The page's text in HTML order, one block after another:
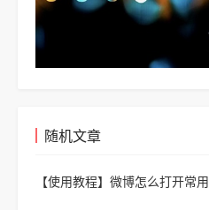
随机文章
【使用教程】 微博怎么打开常